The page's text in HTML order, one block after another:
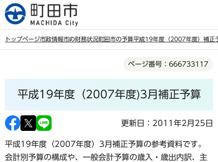
こ
の
す
トップページ市政情報市の財務状況町田市の予算平成19年度（2007年度）補正
ら
ページ番号：666733117
平成19年度（2007年度)3月補正予算
更新日：2011年2月25日
平成19年度（2007年度）3月補正予算の参考資料です。
会計別予算の構成や、一般会計予算の歳入・歳出内訳、主